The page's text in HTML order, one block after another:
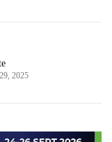
2025